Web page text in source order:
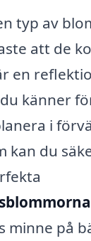
typ av
att de
en
känner
i
kan du
minne på